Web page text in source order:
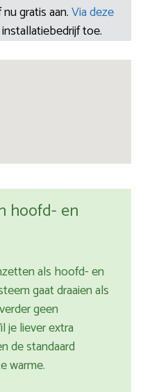
gratis aan.Via deze
toe.
hoofd- en
als hoofd- en
gaat draaien als
geen
je liever extra
de standaard
warme.